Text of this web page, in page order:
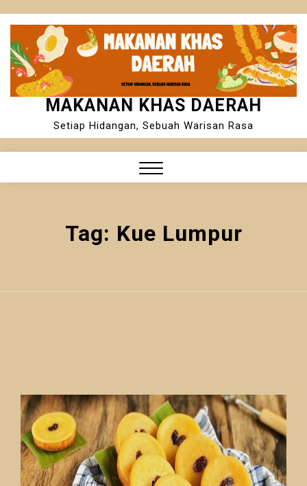
Skip
content
MAKANAN KHAS DAERAH
Setiap Hidangan, Sebuah Warisan Rasa
Tag: Kue Lumpur